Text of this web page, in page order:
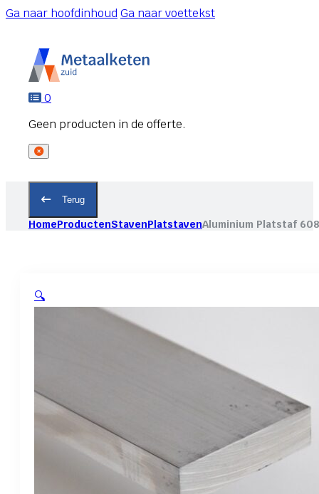
Ga naar hoofdinhoudGa naar voettekst
0
Terug
HomeProductenStavenPlatstavenAluminium Platstaf
🔍